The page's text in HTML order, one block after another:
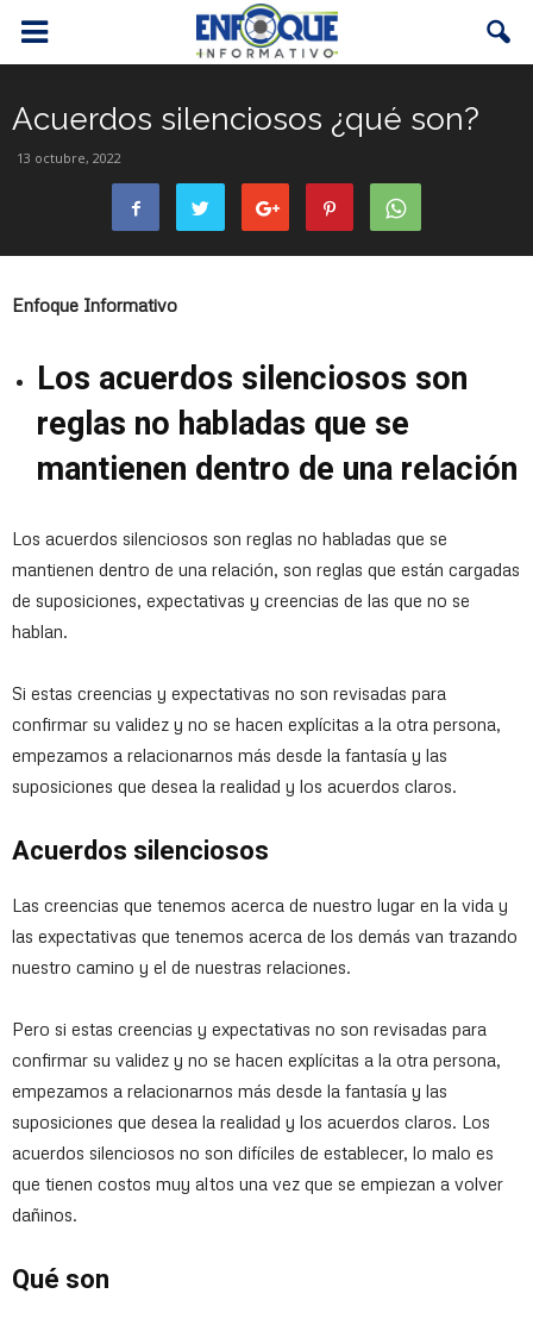
Acuerdos silenciosos ¿qué son?
13 octubre, 2022
Enfoque Informativo
Los acuerdos silenciosos son
reglas no habladas que se
mantienen dentro de una relación
Los acuerdos silenciosos son reglas no habladas que se
mantienen dentro de una relación, son reglas que están cargadas
de suposiciones, expectativas y creencias de las que no se
hablan.
Si estas creencias y expectativas no son revisadas para
confirmar su validez y no se hacen explícitas a la otra persona,
empezamos a relacionarnos más desde la fantasía y las
suposiciones que desea la realidad y los acuerdos claros.
Acuerdos silenciosos
Las creencias que tenemos acerca de nuestro lugar en la vida y
las expectativas que tenemos acerca de los demás van trazando
nuestro camino y el de nuestras relaciones.
Pero si estas creencias y expectativas no son revisadas para
confirmar su validez y no se hacen explícitas a la otra persona,
empezamos a relacionarnos más desde la fantasía y las
suposiciones que desea la realidad y los acuerdos claros. Los
acuerdos silenciosos no son difíciles de establecer, lo malo es
que tienen costos muy altos una vez que se empiezan a volver
dañinos.
Qué son